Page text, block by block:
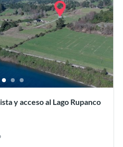
y acceso al Lago Rupanco